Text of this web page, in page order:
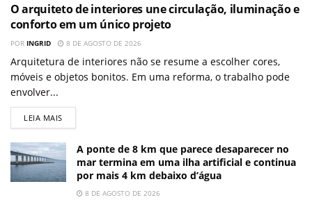
O arquiteto de interiores une circulação, iluminação e
conforto em um único projeto
POR INGRID 8 DE AGOSTO DE 2026
Arquitetura de interiores não se resume a escolher cores,
móveis e objetos bonitos. Em uma reforma, o trabalho pode
envolver...
LEIA MAIS
A ponte de 8 km que parece desaparecer no
mar termina em uma ilha artificial e continua
por mais 4 km debaixo d’água
8 DE AGOSTO DE 2026